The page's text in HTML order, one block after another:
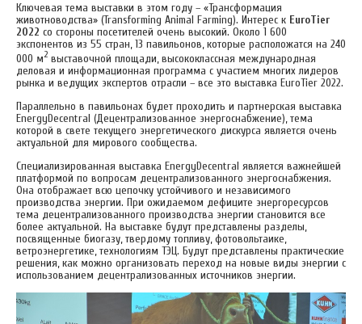
Ключевая тема выставки в этом году – «Трансформация
животноводства» (Transforming Animal Farming). Интерес к EuroTier
2022 со стороны посетителей очень высокий. Около 1 600
экспонентов из 55 стран, 13 павильонов, которые расположатся на 240
000 м2 выставочной площади, высококлассная международная
деловая и информационная программа с участием многих лидеров
рынка и ведущих экспертов отрасли – все это выставка EuroTier 2022.
Параллельно в павильонах будет проходить и партнерская выставка
EnergyDecentral (Децентрализованное энергоснабжение), тема
которой в свете текущего энергетического дискурса является очень
актуальной для мирового сообщества.
Специализированная выставка EnergyDecentral является важнейшей
платформой по вопросам децентрализованного энергоснабжения.
Она отображает всю цепочку устойчивого и независимого
производства энергии. При ожидаемом дефиците энергоресурсов
тема децентрализованного производства энергии становится все
более актуальной. На выставке будут представлены разделы,
посвященные биогазу, твердому топливу, фотовольтаике,
ветроэнергетике, технологиям ТЭЦ. Будут представлены практические
решения, как можно организовать переход на новые виды энергии с
использованием децентрализованных источников энергии.